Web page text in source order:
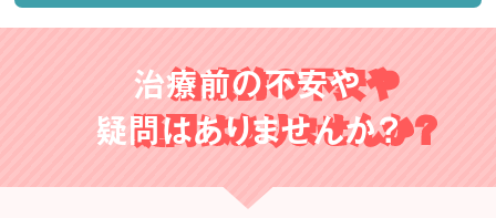
治療前の不安や
疑問はありませんか？